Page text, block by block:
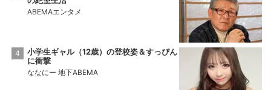
ABEMAエンタメ
小学生ギャル（12歳）の登校姿＆すっぴん
に衝撃
ななにー 地下ABEMA